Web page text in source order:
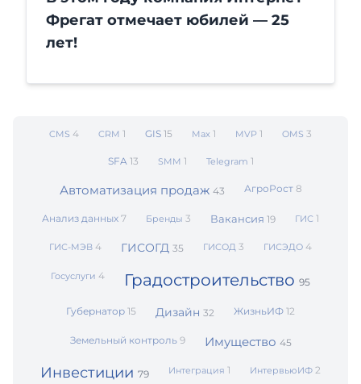
Фрегат отмечает юбилей — 25
лет!
CMS 4 CRM 1 GIS 15 Max 1 MVP 1 OMS 3
SFA 13 SMM 1 Telegram 1
Автоматизация продаж 43 АгроРост 8
Анализ данных 7 Бренды 3 Вакансия 19 ГИС 1
ГИС-МЭВ 4 ГИСОГД 35 ГИСОД 3 ГИСЭДО 4
Госуслуги 4 Градостроительство 95
Губернатор 15 Дизайн 32 ЖизньИФ 12
Земельный контроль 9 Имущество 45
Инвестиции 79 Интеграция 1 ИнтервьюИФ 2